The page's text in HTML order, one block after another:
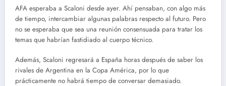
AFA esperaba a Scaloni desde ayer. Ahí pensaban, con algo más
de tiempo, intercambiar algunas palabras respecto al futuro. Pero
no se esperaba que sea una reunión consensuada para tratar los
temas que habrían fastidiado al cuerpo técnico.
Además, Scaloni regresará a España horas después de saber los
rivales de Argentina en la Copa América, por lo que
prácticamente no habrá tiempo de conversar demasiado.